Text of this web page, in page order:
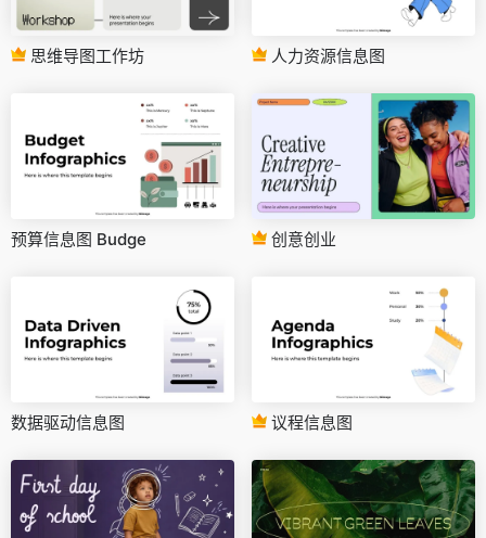
思维导图工作坊 人力资源信息图
预算信息图 Budge 创意创业
数据驱动信息图 议程信息图